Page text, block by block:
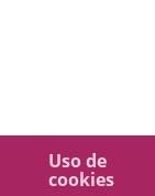
Uso de
cookies